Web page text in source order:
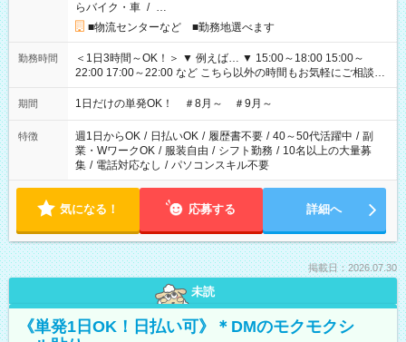
らバイク・車 / …
■物流センターなど ■勤務地選べます
勤務時間
＜1日3時間～OK！＞ ▼ 例えば… ▼ 15:00～18:00 15:00～
22:00 17:00～22:00 など こちら以外の時間もお気軽にご相談く
ださい！
期間 1日だけの単発OK！ ＃8月～ ＃9月～
特徴 週1日からOK / 日払いOK / 履歴書不要 / 40～50代活躍中 / 副
業・WワークOK / 服装自由 / シフト勤務 / 10名以上の大量募
集 / 電話対応なし / パソコンスキル不要
気になる！ 応募する 詳細へ
掲載日：2026.07.30
未読
《単発1日OK！日払い可》＊DMのモクモクシ